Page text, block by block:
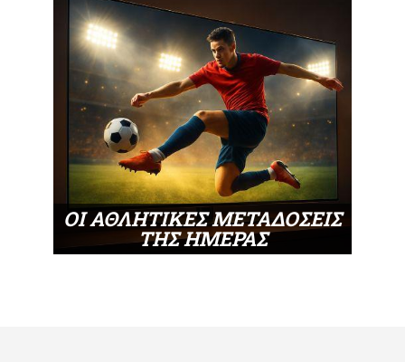
ΟΙ ΑΘΛΗΤΙΚΕΣ ΜΕΤΑΔΟΣΕΙΣ
ΤΗΣ ΗΜΕΡΑΣ